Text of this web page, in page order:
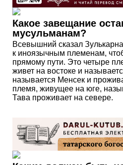
Какое завещание
мусульманам?
Всевышний сказал
к иноязычным племенам,
прямому пути. Это четыре
живет на востоке и
называется Менсек и
племя, живущее на юге,
Тава проживает на севере.